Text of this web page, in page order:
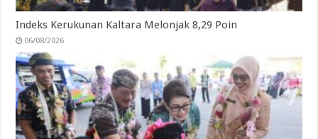
Indeks Kerukunan Kaltara Melonjak 8,29 Poin
06/08/2026